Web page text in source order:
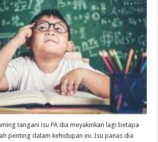
tangani isu PA dia meyakinkan lagi betapa
penting dalam kehidupan ini. Isu panas dia